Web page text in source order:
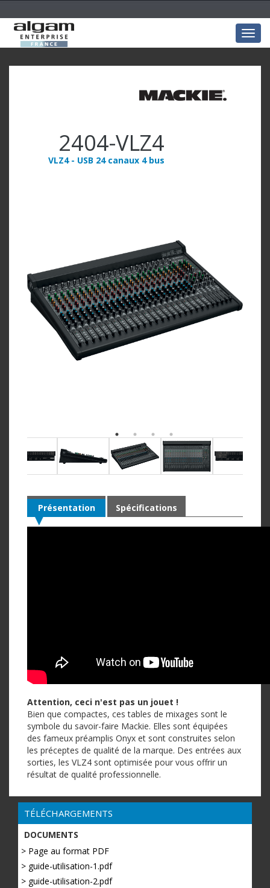
2404-VLZ4
VLZ4 - USB 24 canaux 4 bus
Présentation
Attention, ceci n'est pas un jouet !
Bien que compactes, ces tables de mixages sont le
symbole du savoir-faire Mackie. Elles sont équipées
des fameux préamplis Onyx et sont construites selon
les préceptes de qualité de la marque. Des entrées aux
sorties, les VLZ4 sont optimisée pour vous offrir un
résultat de qualité professionnelle.
Spécifications
TÉLÉCHARGEMENTS
DOCUMENTS
> Page au format PDF
> guide-utilisation-1.pdf
> guide-utilisation-2.pdf